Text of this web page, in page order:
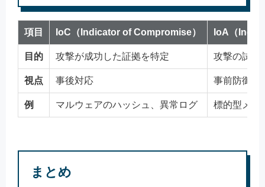
項目 IoC（Indicator of Compromise） IoA（
目的 攻撃が成功した証拠を特定 攻撃の試行
視点 事後対応 事前防御
例 マルウェアのハッシュ、異常ログ 標的型メー
まとめ